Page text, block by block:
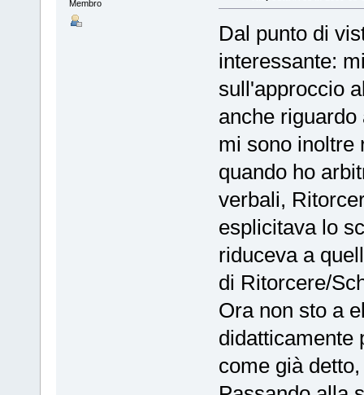
Membro
Dal punto di
interessante:
sull'approccio
anche
mi sono inoltre
quando ho
verbali,
esplicitava lo
riduceva a
di Ritorcere/
Ora non sto a
didatticamente
come già